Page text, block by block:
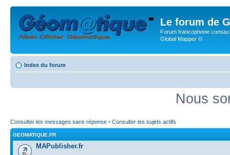
Le forum de
Forum francophone
Global Mapper ©
Index du forum
Nous
Consulter les messages sans réponse • Consulter les sujets actifs
GEOMATIQUE.FR
MAPublisher.fr